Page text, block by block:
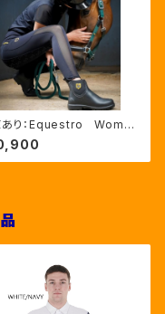
あり：Equestro Wome
メッシュインサート フル
プレギンス（ETW00170）